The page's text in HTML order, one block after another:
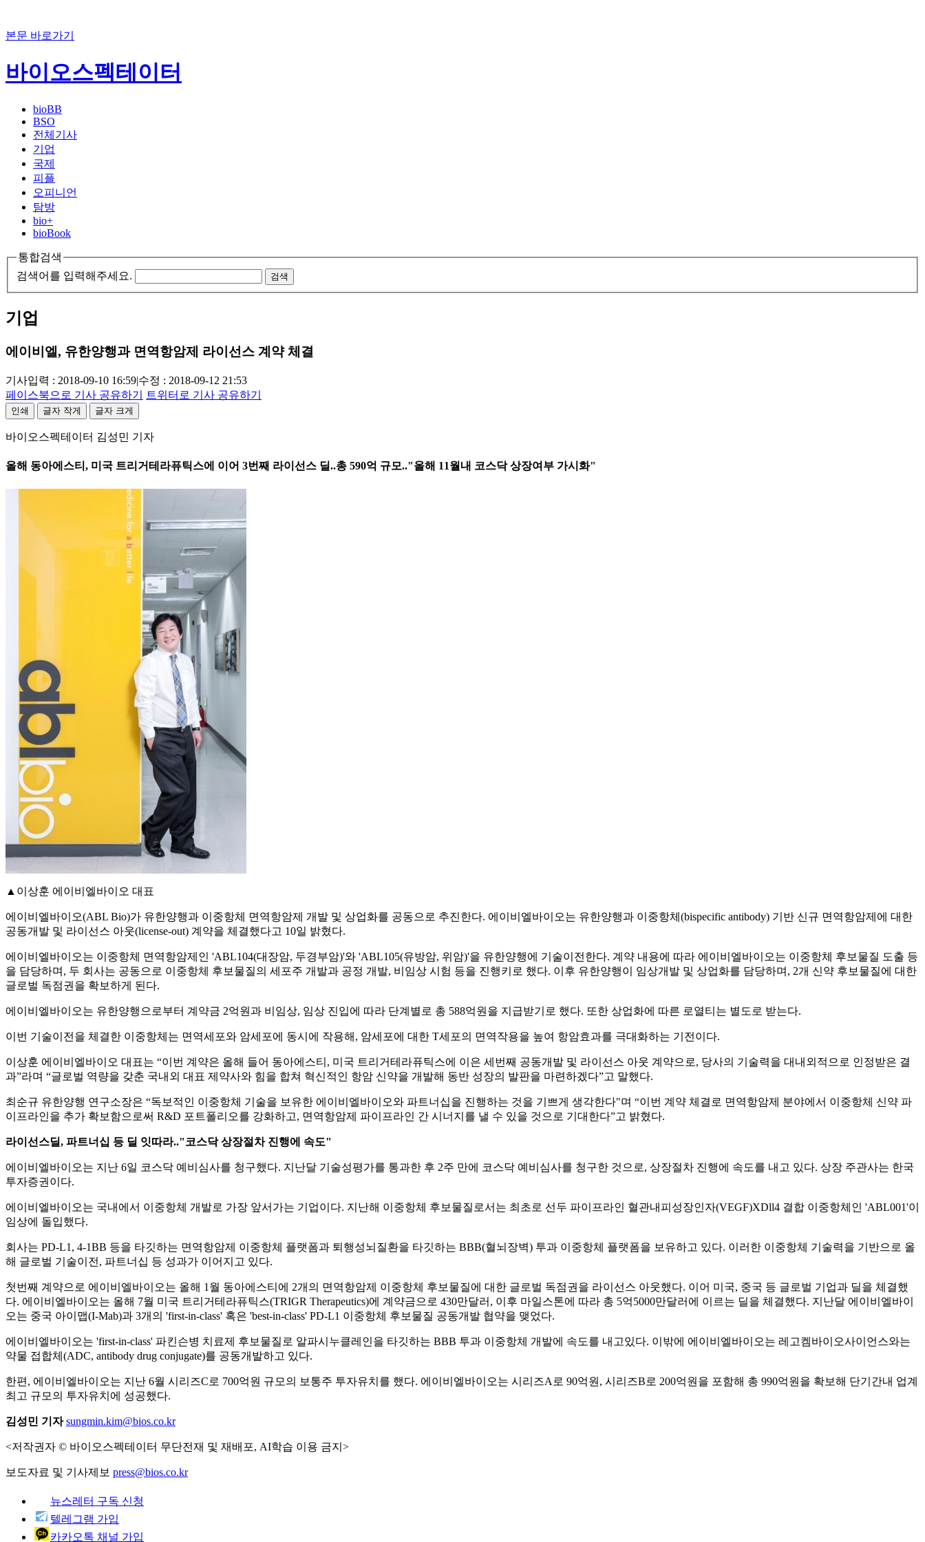
본문 바로가기
바이오스펙테이터
bioBB
BSO
전체기사
기업
국제
피플
오피니언
탐방
bio+
bioBook
통합검색
검색어를 입력해주세요.
검색
기업
에이비엘, 유한양행과 면역항암제 라이선스 계약 체결
기사입력 : 2018-09-10 16:59|수정 : 2018-09-12 21:53
페이스북으로 기사 공유하기
트위터로 기사 공유하기
인쇄 글자 작게 글자 크게
바이오스펙테이터 김성민 기자
올해 동아에스티, 미국 트리거테라퓨틱스에 이어 3번째 라이선스 딜..총 590억 규모.."올해 11월내 코스닥 상장여부 가시화"
▲이상훈 에이비엘바이오 대표
에이비엘바이오(ABL Bio)가 유한양행과 이중항체 면역항암제 개발 및 상업화를 공동으로 추진한다. 에이비엘바이오는 유한양행과 이중항체(bispecific antibody) 기반 신규 면역항암제에 대한
공동개발 및 라이선스 아웃(license-out) 계약을 체결했다고 10일 밝혔다.
에이비엘바이오는 이중항체 면역항암제인 'ABL104(대장암, 두경부암)'와 'ABL105(유방암, 위암)'을 유한양행에 기술이전한다. 계약 내용에 따라 에이비엘바이오는 이중항체 후보물질 도출 등
을 담당하며, 두 회사는 공동으로 이중항체 후보물질의 세포주 개발과 공정 개발, 비임상 시험 등을 진행키로 했다. 이후 유한양행이 임상개발 및 상업화를 담당하며, 2개 신약 후보물질에 대한
글로벌 독점권을 확보하게 된다.
에이비엘바이오는 유한양행으로부터 계약금 2억원과 비임상, 임상 진입에 따라 단계별로 총 588억원을 지급받기로 했다. 또한 상업화에 따른 로열티는 별도로 받는다.
이번 기술이전을 체결한 이중항체는 면역세포와 암세포에 동시에 작용해, 암세포에 대한 T세포의 면역작용을 높여 항암효과를 극대화하는 기전이다.
이상훈 에이비엘바이오 대표는 “이번 계약은 올해 들어 동아에스티, 미국 트리거테라퓨틱스에 이은 세번째 공동개발 및 라이선스 아웃 계약으로, 당사의 기술력을 대내외적으로 인정받은 결
과”라며 “글로벌 역량을 갖춘 국내외 대표 제약사와 힘을 합쳐 혁신적인 항암 신약을 개발해 동반 성장의 발판을 마련하겠다”고 말했다.
최순규 유한양행 연구소장은 “독보적인 이중항체 기술을 보유한 에이비엘바이오와 파트너십을 진행하는 것을 기쁘게 생각한다"며 “이번 계약 체결로 면역항암제 분야에서 이중항체 신약 파
이프라인을 추가 확보함으로써 R&D 포트폴리오를 강화하고, 면역항암제 파이프라인 간 시너지를 낼 수 있을 것으로 기대한다”고 밝혔다.
라이선스딜, 파트너십 등 딜 잇따라.."코스닥 상장절차 진행에 속도"
에이비엘바이오는 지난 6일 코스닥 예비심사를 청구했다. 지난달 기술성평가를 통과한 후 2주 만에 코스닥 예비심사를 청구한 것으로, 상장절차 진행에 속도를 내고 있다. 상장 주관사는 한국
투자증권이다.
에이비엘바이오는 국내에서 이중항체 개발로 가장 앞서가는 기업이다. 지난해 이중항체 후보물질로서는 최초로 선두 파이프라인 혈관내피성장인자(VEGF)XDll4 결합 이중항체인 'ABL001'이
임상에 돌입했다.
회사는 PD-L1, 4-1BB 등을 타깃하는 면역항암제 이중항체 플랫폼과 퇴행성뇌질환을 타깃하는 BBB(혈뇌장벽) 투과 이중항체 플랫폼을 보유하고 있다. 이러한 이중항체 기술력을 기반으로 올
해 글로벌 기술이전, 파트너십 등 성과가 이어지고 있다.
첫번째 계약으로 에이비엘바이오는 올해 1월 동아에스티에 2개의 면역항암제 이중항체 후보물질에 대한 글로벌 독점권을 라이선스 아웃했다. 이어 미국, 중국 등 글로벌 기업과 딜을 체결했
다. 에이비엘바이오는 올해 7월 미국 트리거테라퓨틱스(TRIGR Therapeutics)에 계약금으로 430만달러, 이후 마일스톤에 따라 총 5억5000만달러에 이르는 딜을 체결했다. 지난달 에이비엘바이
오는 중국 아이맵(I-Mab)과 3개의 'first-in-class' 혹은 'best-in-class' PD-L1 이중항체 후보물질 공동개발 협약을 맺었다.
에이비엘바이오는 'first-in-class' 파킨슨병 치료제 후보물질로 알파시누클레인을 타깃하는 BBB 투과 이중항체 개발에 속도를 내고있다. 이밖에 에이비엘바이오는 레고켐바이오사이언스와는
약물 접합체(ADC, antibody drug conjugate)를 공동개발하고 있다.
한편, 에이비엘바이오는 지난 6월 시리즈C로 700억원 규모의 보통주 투자유치를 했다. 에이비엘바이오는 시리즈A로 90억원, 시리즈B로 200억원을 포함해 총 990억원을 확보해 단기간내 업계
최고 규모의 투자유치에 성공했다.
김성민 기자 sungmin.kim@bios.co.kr
<저작권자 © 바이오스펙테이터 무단전재 및 재배포, AI학습 이용 금지>
보도자료 및 기사제보 press@bios.co.kr
뉴스레터 구독 신청
텔레그램 가입
카카오톡 채널 가입